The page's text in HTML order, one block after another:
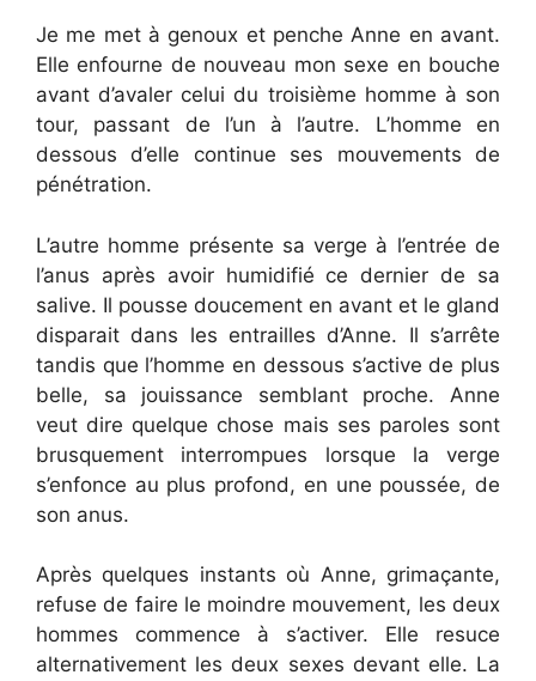
Je me met à genoux et penche Anne en avant.
Elle enfourne de nouveau mon sexe en bouche
avant d’avaler celui du troisième homme à son
tour, passant de l’un à l’autre. L’homme en
dessous d’elle continue ses mouvements de
pénétration.
L’autre homme présente sa verge à l’entrée de
l’anus après avoir humidifié ce dernier de sa
salive. Il pousse doucement en avant et le gland
disparait dans les entrailles d’Anne. Il s’arrête
tandis que l’homme en dessous s’active de plus
belle, sa jouissance semblant proche. Anne
veut dire quelque chose mais ses paroles sont
brusquement interrompues lorsque la verge
s’enfonce au plus profond, en une poussée, de
son anus.
Après quelques instants où Anne, grimaçante,
refuse de faire le moindre mouvement, les deux
hommes commence à s’activer. Elle resuce
alternativement les deux sexes devant elle. La